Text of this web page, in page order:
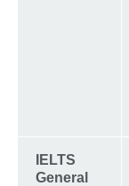
IELTS
General